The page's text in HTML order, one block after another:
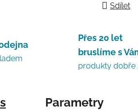
Sdílet
Přes 20 let
bruslíme s
produkty dobře
Parametry